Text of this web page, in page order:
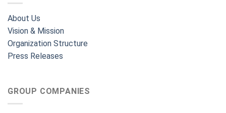
About Us
Vision & Mission
Organization Structure
Press Releases
GROUP COMPANIES